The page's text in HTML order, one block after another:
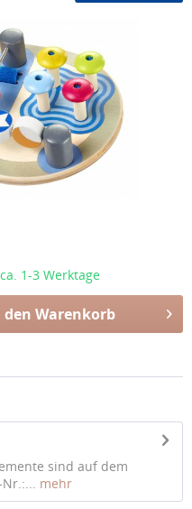
1-3 Werktage
den Warenkorb
sind auf dem
Nr.:... mehr